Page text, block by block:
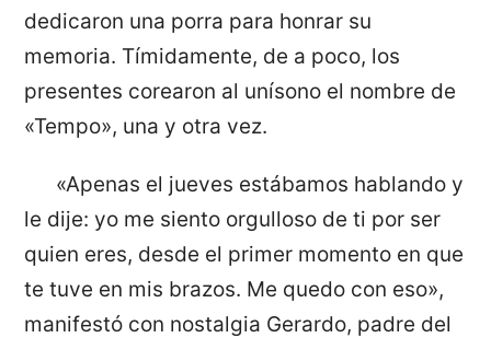
dedicaron una porra para honrar su
memoria. Tímidamente, de a poco, los
presentes corearon al unísono el nombre de
«Tempo», una y otra vez.
«Apenas el jueves estábamos hablando y
le dije: yo me siento orgulloso de ti por ser
quien eres, desde el primer momento en que
te tuve en mis brazos. Me quedo con eso»,
manifestó con nostalgia Gerardo, padre del